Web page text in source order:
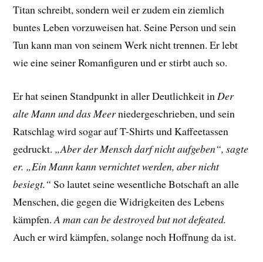
Titan schreibt, sondern weil er zudem ein ziemlich
buntes Leben vorzuweisen hat. Seine Person und sein
Tun kann man von seinem Werk nicht trennen. Er lebt
wie eine seiner Romanfiguren und er stirbt auch so.
Er hat seinen Standpunkt in aller Deutlichkeit in Der
alte Mann und das Meerniedergeschrieben, und sein
Ratschlag wird sogar auf T-Shirts und Kaffeetassen
gedruckt. „Aber der Mensch darf nicht aufgeben“, sagte
er. „Ein Mann kann vernichtet werden, aber nicht
besiegt.“So lautet seine wesentliche Botschaft an alle
Menschen, die gegen die Widrigkeiten des Lebens
kämpfen. A man can be destroyed but not defeated.
Auch er wird kämpfen, solange noch Hoffnung da ist.